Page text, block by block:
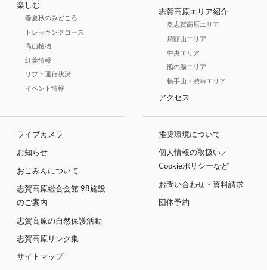
楽しむ
春夏秋のみどころ
トレッキングコース
高山植物
紅葉情報
リフト運行状況
イベント情報
志賀高原エリア紹介
奥志賀高原エリア
焼額山エリア
中央エリア
熊の湯エリア
横手山・渋峠エリア
アクセス
ライブカメラ
お知らせ
おこみんについて
志賀高原総合会館 98施設
のご案内
志賀高原の自然保護活動
志賀高原リンク集
サイトマップ
推奨環境について
個人情報の取扱い／
Cookieポリシーなど
お問い合わせ・資料請求
団体予約